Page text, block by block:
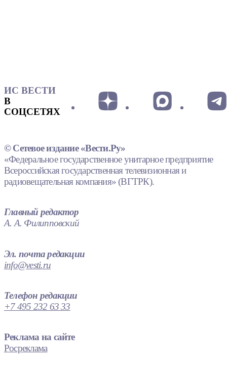
ИС ВЕСТИ
В
СОЦСЕТЯХ
© Сетевое издание «Вести.Ру»
«Федеральное государственное унитарное предприятие
Всероссийская государственная телевизионная и
радиовещательная компания» (ВГТРК).
Главный редактор
А. А. Филипповский
Эл. почта редакции
info@vesti.ru
Телефон редакции
+7 495 232 63 33
Реклама на сайте
Росреклама